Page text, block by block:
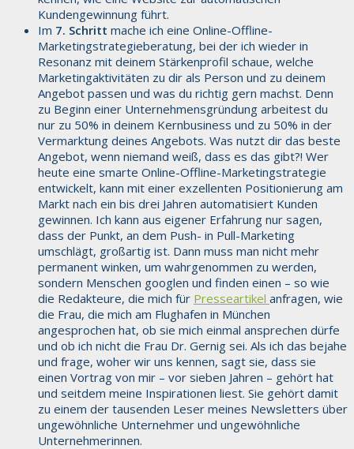
Kundengewinnung führt.
Im 7. Schritt mache ich eine Online-Offline-
Marketingstrategieberatung, bei der ich wieder in
Resonanz mit deinem Stärkenprofil schaue, welche
Marketingaktivitäten zu dir als Person und zu deinem
Angebot passen und was du richtig gern machst. Denn
zu Beginn einer Unternehmensgründung arbeitest du
nur zu 50% in deinem Kernbusiness und zu 50% in der
Vermarktung deines Angebots. Was nutzt dir das beste
Angebot, wenn niemand weiß, dass es das gibt?! Wer
heute eine smarte Online-Offline-Marketingstrategie
entwickelt, kann mit einer exzellenten Positionierung am
Markt nach ein bis drei Jahren automatisiert Kunden
gewinnen. Ich kann aus eigener Erfahrung nur sagen,
dass der Punkt, an dem Push- in Pull-Marketing
umschlägt, großartig ist. Dann muss man nicht mehr
permanent winken, um wahrgenommen zu werden,
sondern Menschen googlen und finden einen – so wie
die Redakteure, die mich für Presseartikel anfragen, wie
die Frau, die mich am Flughafen in München
angesprochen hat, ob sie mich einmal ansprechen dürfe
und ob ich nicht die Frau Dr. Gernig sei. Als ich das bejahe
und frage, woher wir uns kennen, sagt sie, dass sie
einen Vortrag von mir – vor sieben Jahren – gehört hat
und seitdem meine Inspirationen liest. Sie gehört damit
zu einem der tausenden Leser meines Newsletters über
ungewöhnliche Unternehmer und ungewöhnliche
Unternehmerinnen.